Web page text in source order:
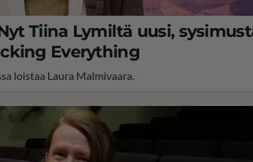
Tiina Lymiltä uusi,
Everything
loistaa Laura Malmivaara.